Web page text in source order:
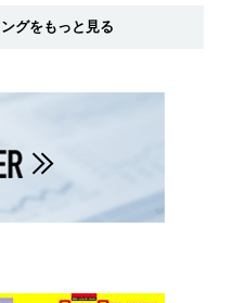
グをもっと見る